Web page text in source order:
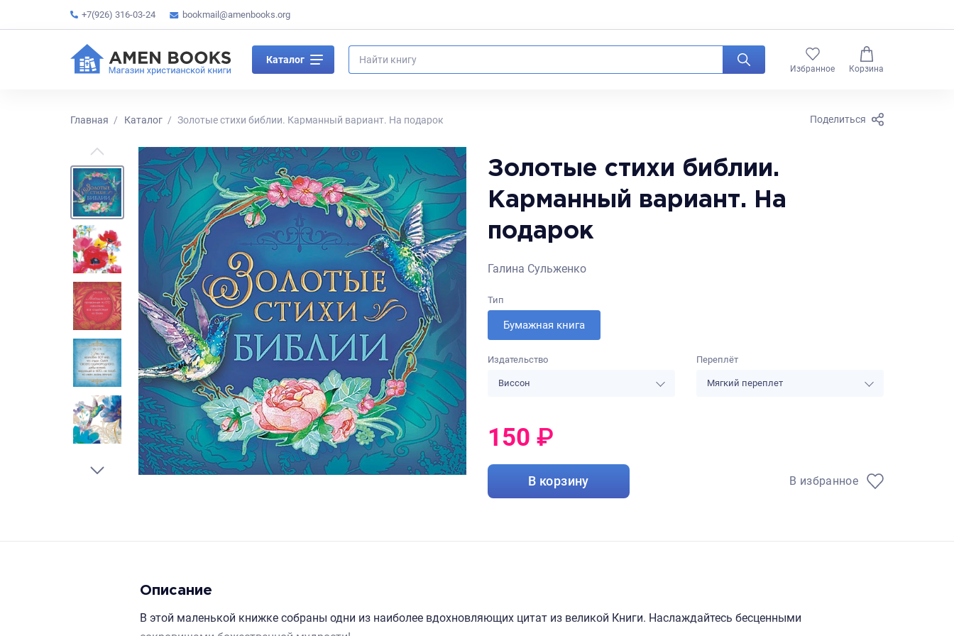
+7(926) 316-03-24 bookmail@amenbooks.org
Каталог
Избранное Корзина
Главная Каталог Золотые стихи библии. Карманный вариант. На подарок Поделиться
Золотые стихи библии.
Карманный вариант. На
подарок
Галина Сульженко
Тип
Бумажная книга
Издательство
Виссон
Переплёт
Мягкий переплет
150 ₽
В корзину В избранное
Описание
В этой маленькой книжке собраны одни из наиболее вдохновляющих цитат из великой Книги. Наслаждайтесь бесценными